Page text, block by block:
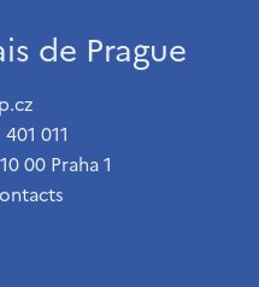
de Prague
011
00 Praha 1